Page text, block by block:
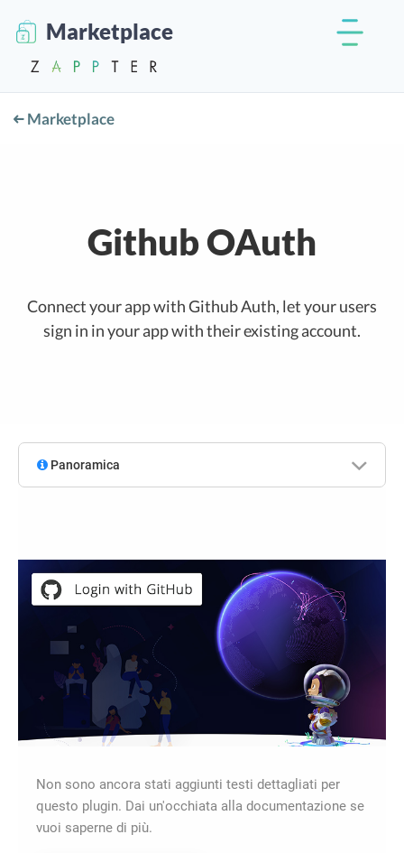
Marketplace
Marketplace
Github OAuth
Connect your app with Github Auth, let your users
sign in in your app with their existing account.
Panoramica
Non sono ancora stati aggiunti testi dettagliati per
questo plugin. Dai un'occhiata alla documentazione se
vuoi saperne di più.